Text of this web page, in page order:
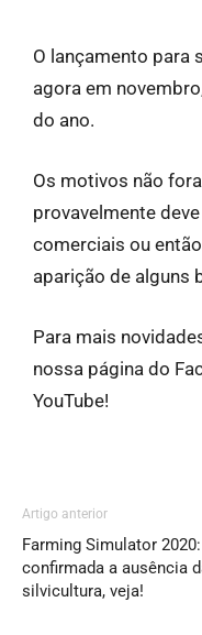
O lançamento para
agora em
do ano.
Os motivos não
provavelmente
comerciais ou
aparição de alguns
Para mais
nossa página do
YouTube!
Artigo anterior
Farming Simulator
confirmada a ausência
silvicultura, veja!